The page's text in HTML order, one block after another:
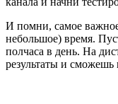
И помни, самое
небольшое) время.
полчаса в день. На
результаты и сможешь